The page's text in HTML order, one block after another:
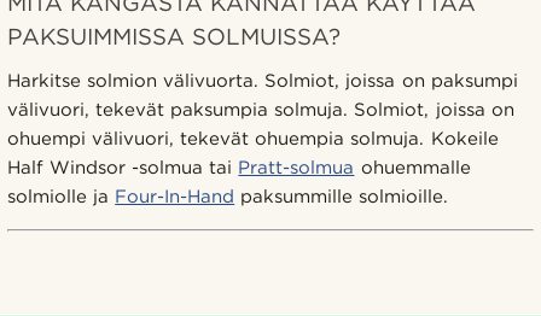
PAKSUIMMISSA SOLMUISSA?
Harkitse solmion välivuorta. Solmiot, joissa on paksumpi
välivuori, tekevät paksumpia solmuja. Solmiot, joissa on
ohuempi välivuori, tekevät ohuempia solmuja. Kokeile
Half Windsor -solmua tai Pratt-solmua ohuemmalle
solmiolle ja Four-In-Hand paksummille solmioille.